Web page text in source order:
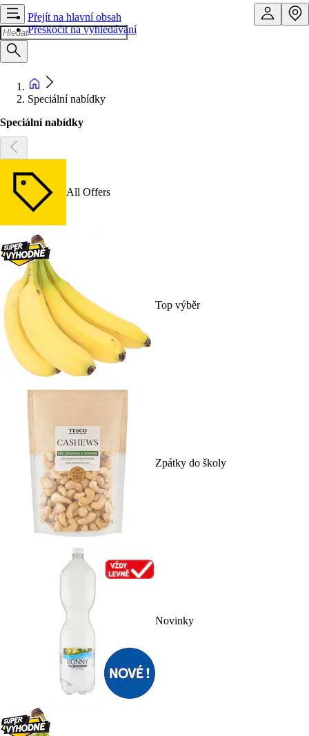
Přejít na hlavní obsah
Přeskočit na vyhledávání
Speciální nabídky
Speciální nabídky
All Offers
Top výběr
Zpátky do školy
Novinky